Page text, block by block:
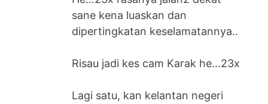
sane kena luaskan dan
dipertingkatan keselamatannya..
Risau jadi kes cam Karak he…23x
Lagi satu, kan kelantan negeri